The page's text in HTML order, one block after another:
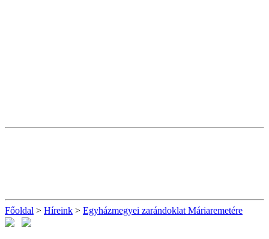
Főoldal > Híreink > Egyházmegyei zarándoklat Máriaremetére